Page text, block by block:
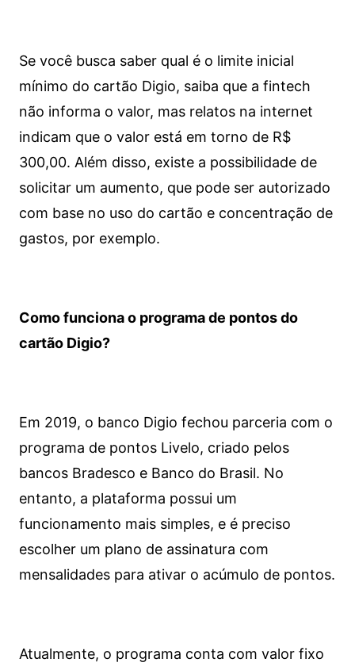
Se você busca saber qual é o limite inicial
mínimo do cartão Digio, saiba que a fintech
não informa o valor, mas relatos na internet
indicam que o valor está em torno de R$
300,00. Além disso, existe a possibilidade de
solicitar um aumento, que pode ser autorizado
com base no uso do cartão e concentração de
gastos, por exemplo.
Como funciona o programa de pontos do
cartão Digio?
Em 2019, o banco Digio fechou parceria com o
programa de pontos Livelo, criado pelos
bancos Bradesco e Banco do Brasil. No
entanto, a plataforma possui um
funcionamento mais simples, e é preciso
escolher um plano de assinatura com
mensalidades para ativar o acúmulo de pontos.
Atualmente, o programa conta com valor fixo